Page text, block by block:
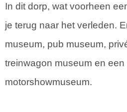
In dit dorp, wat voorheen
je terug naar het verleden.
museum, pub museum,
treinwagon museum en een
motorshowmuseum.